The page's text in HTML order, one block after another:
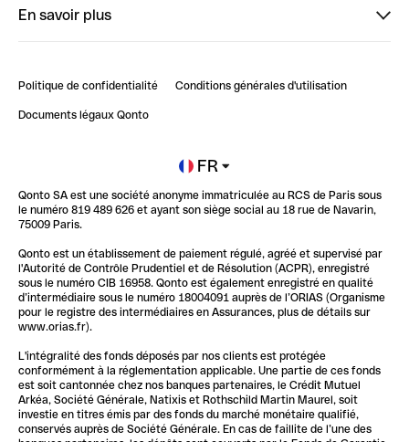
ClubQonto
Impact de l'IA sur les carrières/productivité
En savoir plus
Blog
Newsroom
Glossaire finance
Politique de confidentialité Conditions générales d'utilisation
Documents légaux Qonto
FR
Qonto SA est une société anonyme immatriculée au RCS de Paris sous
le numéro 819 489 626 et ayant son siège social au 18 rue de Navarin,
75009 Paris.
Qonto est un établissement de paiement régulé, agréé et supervisé par
l'Autorité de Contrôle Prudentiel et de Résolution (ACPR), enregistré
sous le numéro CIB 16958. Qonto est également enregistré en qualité
d’intermédiaire sous le numéro 18004091 auprès de l’ORIAS (Organisme
pour le registre des intermédiaires en Assurances, plus de détails sur
www.orias.fr).
L'intégralité des fonds déposés par nos clients est protégée
conformément à la réglementation applicable. Une partie de ces fonds
est soit cantonnée chez nos banques partenaires, le Crédit Mutuel
Arkéa, Société Générale, Natixis et Rothschild Martin Maurel, soit
investie en titres émis par des fonds du marché monétaire qualifié,
conservés auprès de Société Générale. En cas de faillite de l’une des